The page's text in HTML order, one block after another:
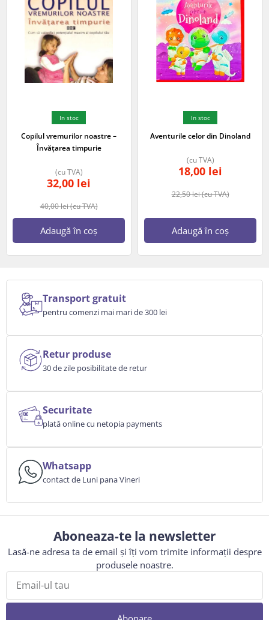
In stoc
Copilul vremurilor noastre –
Învățarea timpurie
40,00lei(cu TVA)
32,00 lei
(cu TVA)
Adaugă în coș
In stoc
Aventurile celor din Dinoland
22,50lei(cu TVA)
18,00 lei
(cu TVA)
Adaugă în coș
Transport gratuit
pentru comenzi mai mari de 300 lei
Retur produse
30 de zile posibilitate de retur
Securitate
plată online cu netopia payments
Whatsapp
contact de Luni pana Vineri
Aboneaza-te la newsletter
Lasă-ne adresa ta de email și îți vom trimite informații despre
produsele noastre.